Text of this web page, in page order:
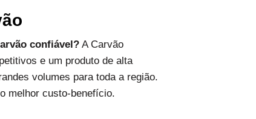
confiável?A Carvão
e um produto de alta
volumes para toda a região.
melhor custo-benefício.